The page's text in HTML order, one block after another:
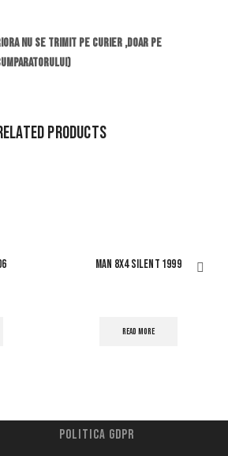
nu se trimit pe curier ,doar pe
Products
MAN 8X4 SILENT 1999
READ MORE
Politica Gdpr